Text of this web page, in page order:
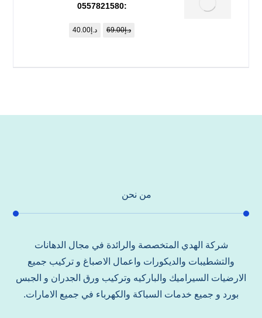
:0557821580
د.إ69.00 د.إ40.00
من نحن
شركة الهدي المتخصصة والرائدة في مجال الدهانات
والتشطيبات والديكورات واعمال الاصباغ و تركيب جميع
الارضيات السيراميك والباركيه وتركيب ورق الجدران و الجبس
بورد و جميع خدمات السباكة والكهرباء في جميع الامارات.